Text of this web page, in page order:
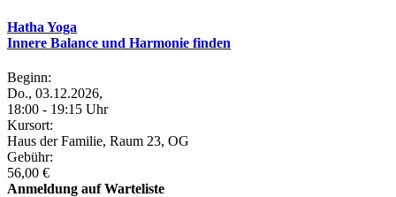
Hatha Yoga
Innere Balance und Harmonie finden
Beginn:
Do., 03.12.2026,
18:00 - 19:15 Uhr
Kursort:
Haus der Familie, Raum 23, OG
Gebühr:
56,00 €
Anmeldung auf Warteliste